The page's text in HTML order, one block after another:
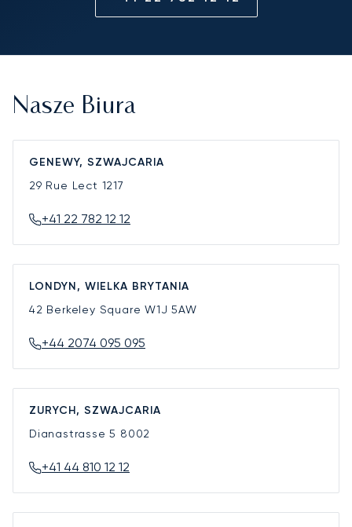
Nasze Biura
GENEWY, SZWAJCARIA
29 Rue Lect 1217
+41 22 782 12 12
LONDYN, WIELKA BRYTANIA
42 Berkeley SquareW1J 5AW
+44 2074 095 095
ZURYCH, SZWAJCARIA
Dianastrasse 5 8002
+41 44 810 12 12